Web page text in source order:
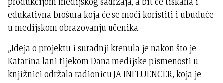
edukativna brošura koja će se moći koristiti i ubuduće
u medijskom obrazovanju učenika.
„Ideja o projektu i suradnji krenula je nakon što je
Katarina lani tijekom Dana medijske pismenosti u
knjižnici održala radionicu JA INFLUENCER, koja je